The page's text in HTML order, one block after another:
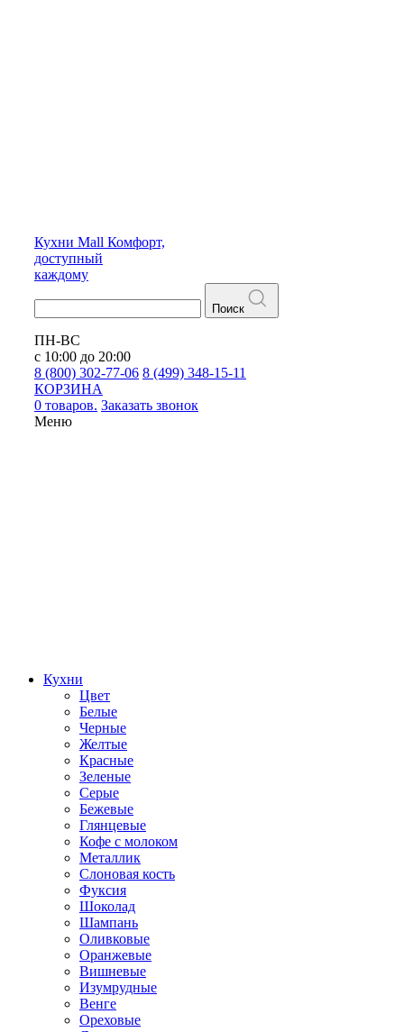
Кухни Mall Комфорт,
доступный
каждому
Поиск
ПН-ВС
с 10:00 до 20:00
8 (800) 302-77-06 8 (499) 348-15-11
КОРЗИНА
0 товаров. Заказать звонок
Меню
Кухни
Цвет
Белые
Черные
Желтые
Красные
Зеленые
Серые
Бежевые
Глянцевые
Кофе с молоком
Металлик
Слоновая кость
Фуксия
Шоколад
Шампань
Оливковые
Оранжевые
Вишневые
Изумрудные
Венге
Ореховые